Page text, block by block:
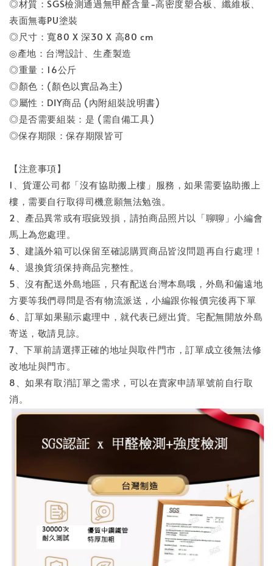
◎材質：SGS檢測通過無甲醛含量-高密度塑合板、纖維板、
表面無毒PU塗裝
◎尺寸：寬80 X 深30 X 高80 cm
◎產地：台灣設計、生產製造
◎重量：16公斤
◎顏色：(顏色以實品為主)
◎屬性：DIY商品 (內附組裝說明書)
◎是否需要組裝：是 (需自備工具)
◎保存期限：保存期限皆可
【注意事項】
1、貨運公司都「沒有協助搬上樓」服務，如果需要協助搬上
樓，需要自行取得司機意願無法勉強。
2、產品異常或有瑕疵毀損，請拍商品照片以「聊聊」小編會
馬上為您處理。
3、建議外箱可以保留至確認購買商品皆沒問題再自行處理！
4、退換貨須保持商品完整性。
5、沒有配送外島地區，只有配送台灣本島哦，外島和偏遠地
方要等我們尋問是否有物流派送，小編跟你報價完後再下單
6、訂單如果顯示處理中，就代表已經出貨。宅配無開放外島
寄送，敬請見諒。
7、下單前請選擇正確的地址與取件門市，訂單成立後無法修
改地址與門市。
8、如果有取消訂單之需求，可以在賣家申請單號前自行取
消。